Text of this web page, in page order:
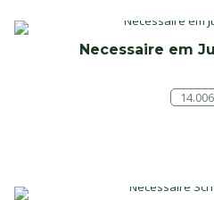
Necessaire em